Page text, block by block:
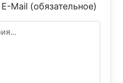
E-Mail (обязательное)